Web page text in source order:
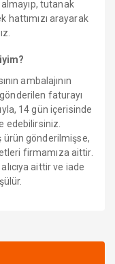
tutanak
arayarak
ambalajının
faturayı
14 gün içerisinde
edebilirsiniz.
ürün gönderilmişse,
firmamıza aittir.
aittir ve iade